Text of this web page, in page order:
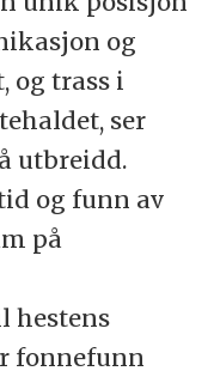
og
og trass i
ser
utbreidd.
og funn av
på
hestens
fonnefunn